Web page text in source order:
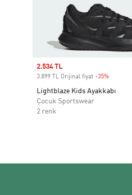
Sale price
2.534 TL
3.899 TL Orijinal fiyat -35%
Lightblaze Kids Ayakkabı
Çocuk Sportswear
2 renk